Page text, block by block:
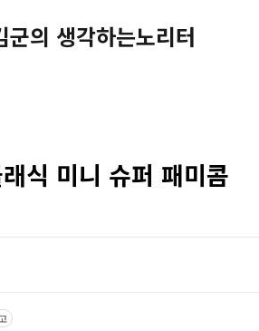
군의 생각하는노리터
식 미니 슈퍼 패미콤